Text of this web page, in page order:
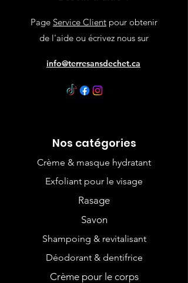
Page Service Client pour obtenir
de l'aide ou écrivez nous sur
info@terresansdechet.ca
Nos catégories
Crème & masque hydratant
Exfoliant pour le visage
Rasage
Savon
Shampoing & revitalisant
Déodorant & dentifrice
Crème pour le corps